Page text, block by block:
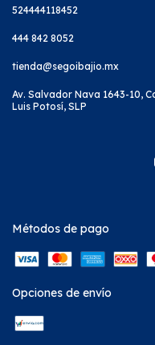
524444118452
444 842 8052
tienda@segoibajio.mx
Av. Salvador Nava 1643-10,
Luis Potosí, SLP
Métodos de pago
Opciones de envío